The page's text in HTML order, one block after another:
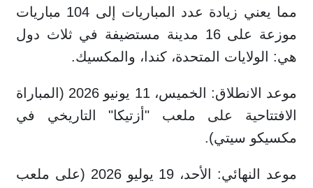
مما يعني زيادة عدد المباريات إلى 104 مباريات
موزعة على 16 مدينة مستضيفة في ثلاث دول
هي: الولايات المتحدة، كندا، والمكسيك.
موعد الانطلاق: الخميس، 11 يونيو 2026 (المباراة
الافتتاحية على ملعب "أزتيكا" التاريخي في
مكسيكو سيتي).
موعد النهائي: الأحد، 19 يوليو 2026 (على ملعب